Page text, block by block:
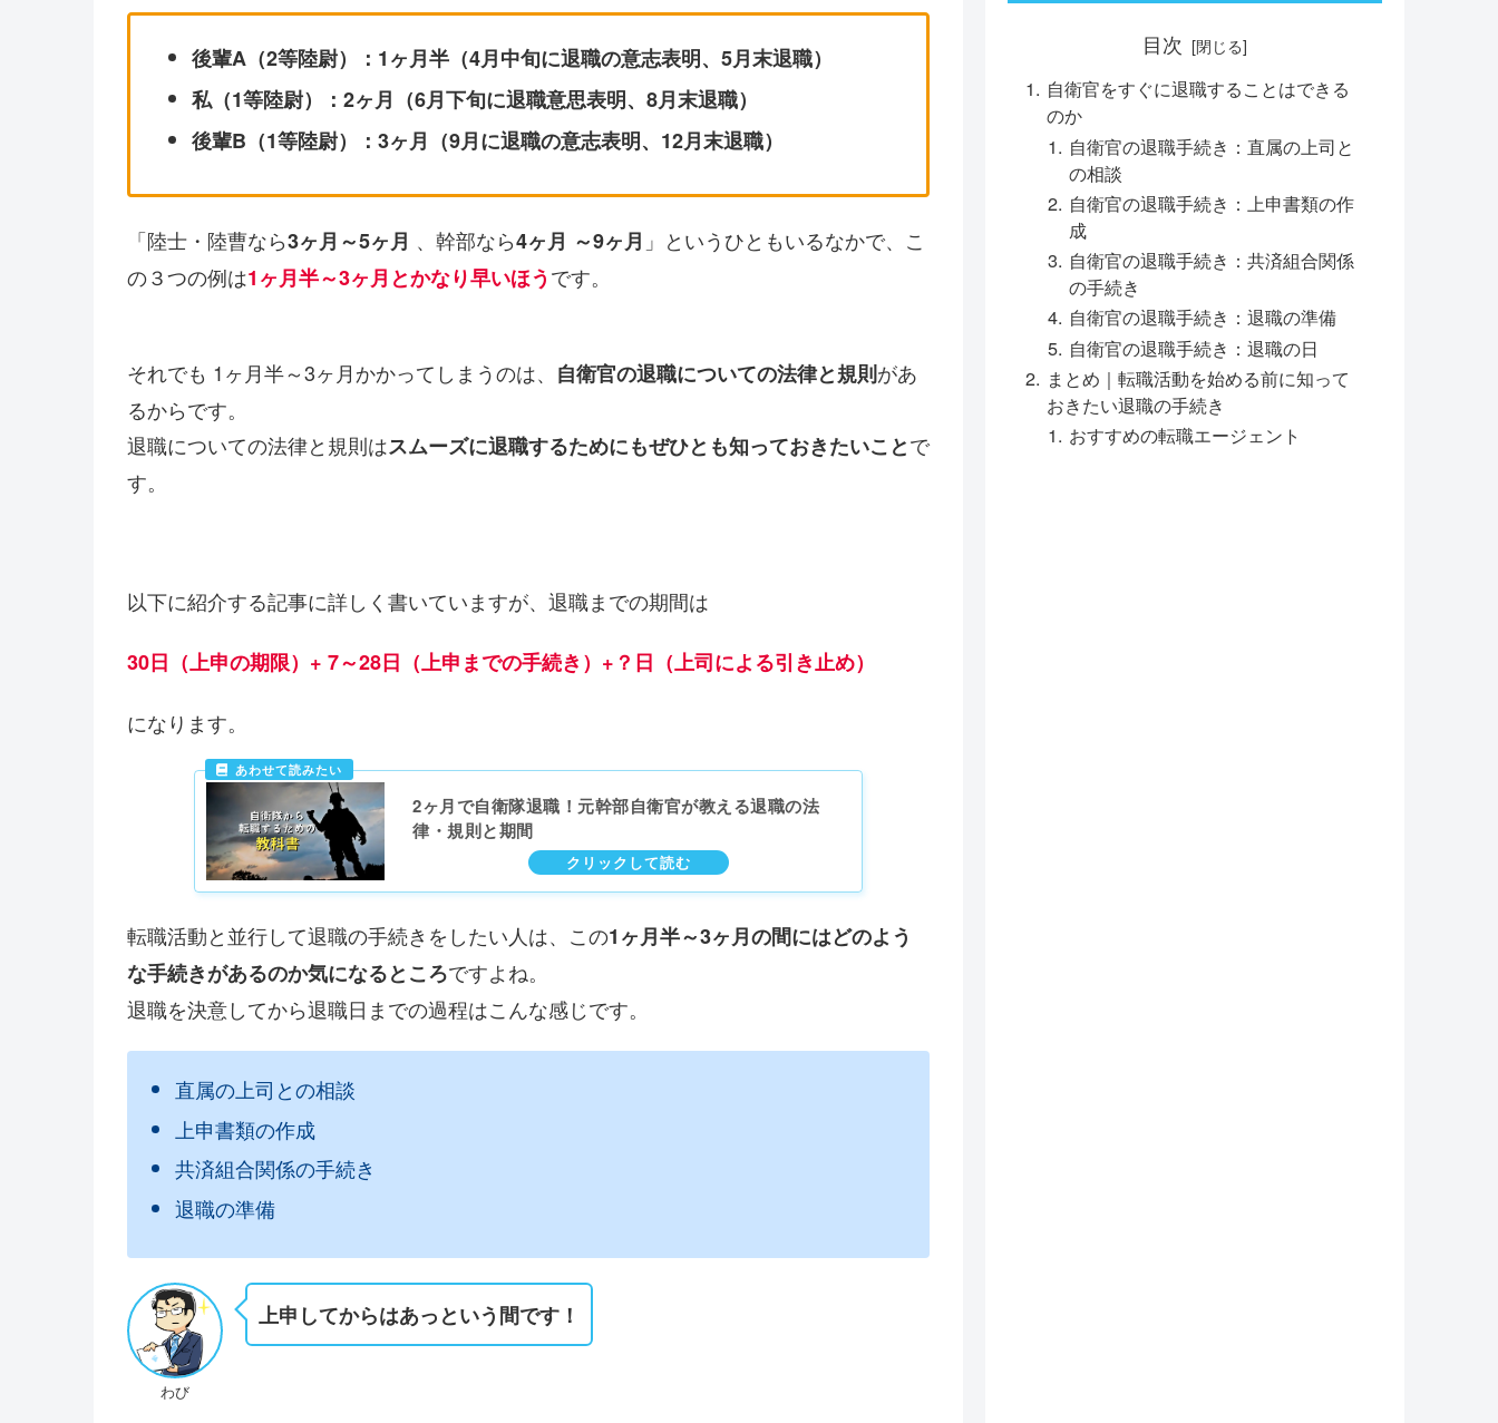
後輩A（2等陸尉）：1ヶ月半（4月中旬に退職の意志表明、5月末退職）
私（1等陸尉）：2ヶ月（6月下旬に退職意思表明、8月末退職）
後輩B（1等陸尉）：3ヶ月（9月に退職の意志表明、12月末退職）
「陸士・陸曹なら3ヶ月～5ヶ月 、幹部なら4ヶ月 ～9ヶ月 」というひともいるなかで、こ
の３つの例は1ヶ月半～3ヶ月とかなり早いほうです。
それでも 1ヶ月半～3ヶ月かかってしまうのは、 自衛官の退職についての法律と規則があ
るからです。
退職についての法律と規則はスムーズに退職するためにもぜひとも知っておきたいことで
す。
以下に紹介する記事に詳しく書いていますが、退職までの期間は
30日（上申の期限）+ 7～28日（上申までの手続き）+？日（上司による引き止め）
になります。
2ヶ月で自衛隊退職！元幹部自衛官が教える退職の法
律・規則と期間
転職活動と並行して退職の手続きをしたい人は、この1ヶ月半～3ヶ月の間にはどのよう
な手続きがあるのか気になるところですよね。
退職を決意してから退職日までの過程はこんな感じです。
直属の上司との相談
上申書類の作成
共済組合関係の手続き
退職の準備
わび
上申してからはあっという間です！
目次
自衛官をすぐに退職することはできる
のか
自衛官の退職手続き：直属の上司と
の相談
自衛官の退職手続き：上申書類の作
成
自衛官の退職手続き：共済組合関係
の手続き
自衛官の退職手続き：退職の準備
自衛官の退職手続き：退職の日
まとめ｜転職活動を始める前に知って
おきたい退職の手続き
おすすめの転職エージェント